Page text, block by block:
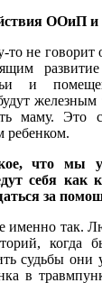
ООиП и
то не
и
маму. Это
ребенком.
что мы
себя как
за
так.
когда
судьбы
в